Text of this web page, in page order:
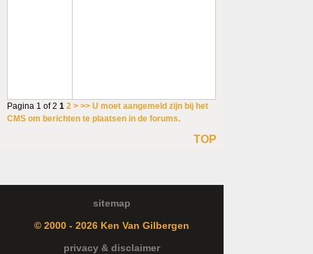
Pagina 1 of 2 1 2 > >> U moet aangemeld zijn bij het
CMS om berichten te plaatsen in de forums.
TOP
sitemap
© 2000 - 2026 Ken Van Gilbergen
privacy & disclaimer